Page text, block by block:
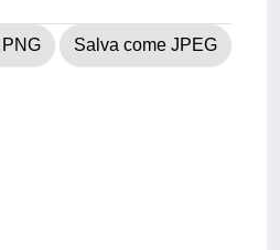
Salva come JPEG